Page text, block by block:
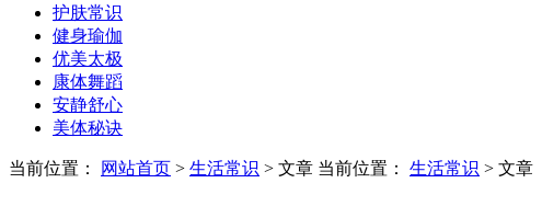
护肤常识
健身瑜伽
优美太极
康体舞蹈
安静舒心
美体秘诀
当前位置： 网站首页 > 生活常识 > 文章 当前位置： 生活常识 > 文章